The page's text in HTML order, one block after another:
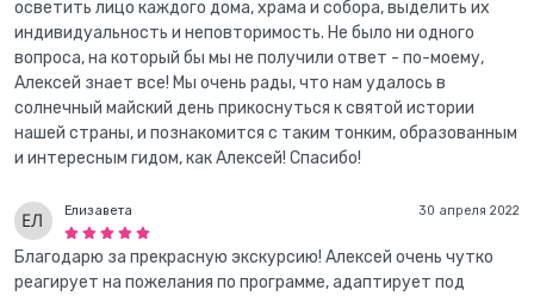
осветить лицо каждого дома, храма и собора, выделить их
индивидуальность и неповторимость. Не было ни одного
вопроса, на который бы мы не получили ответ - по-моему,
Алексей знает все! Мы очень рады, что нам удалось в
солнечный майский день прикоснуться к святой истории
нашей страны, и познакомится с таким тонким, образованным
и интересным гидом, как Алексей! Спасибо!
30 апреля 2022
Елизавета
Благодарю за прекрасную экскурсию! Алексей очень чутко
реагирует на пожелания по программе, адаптирует под